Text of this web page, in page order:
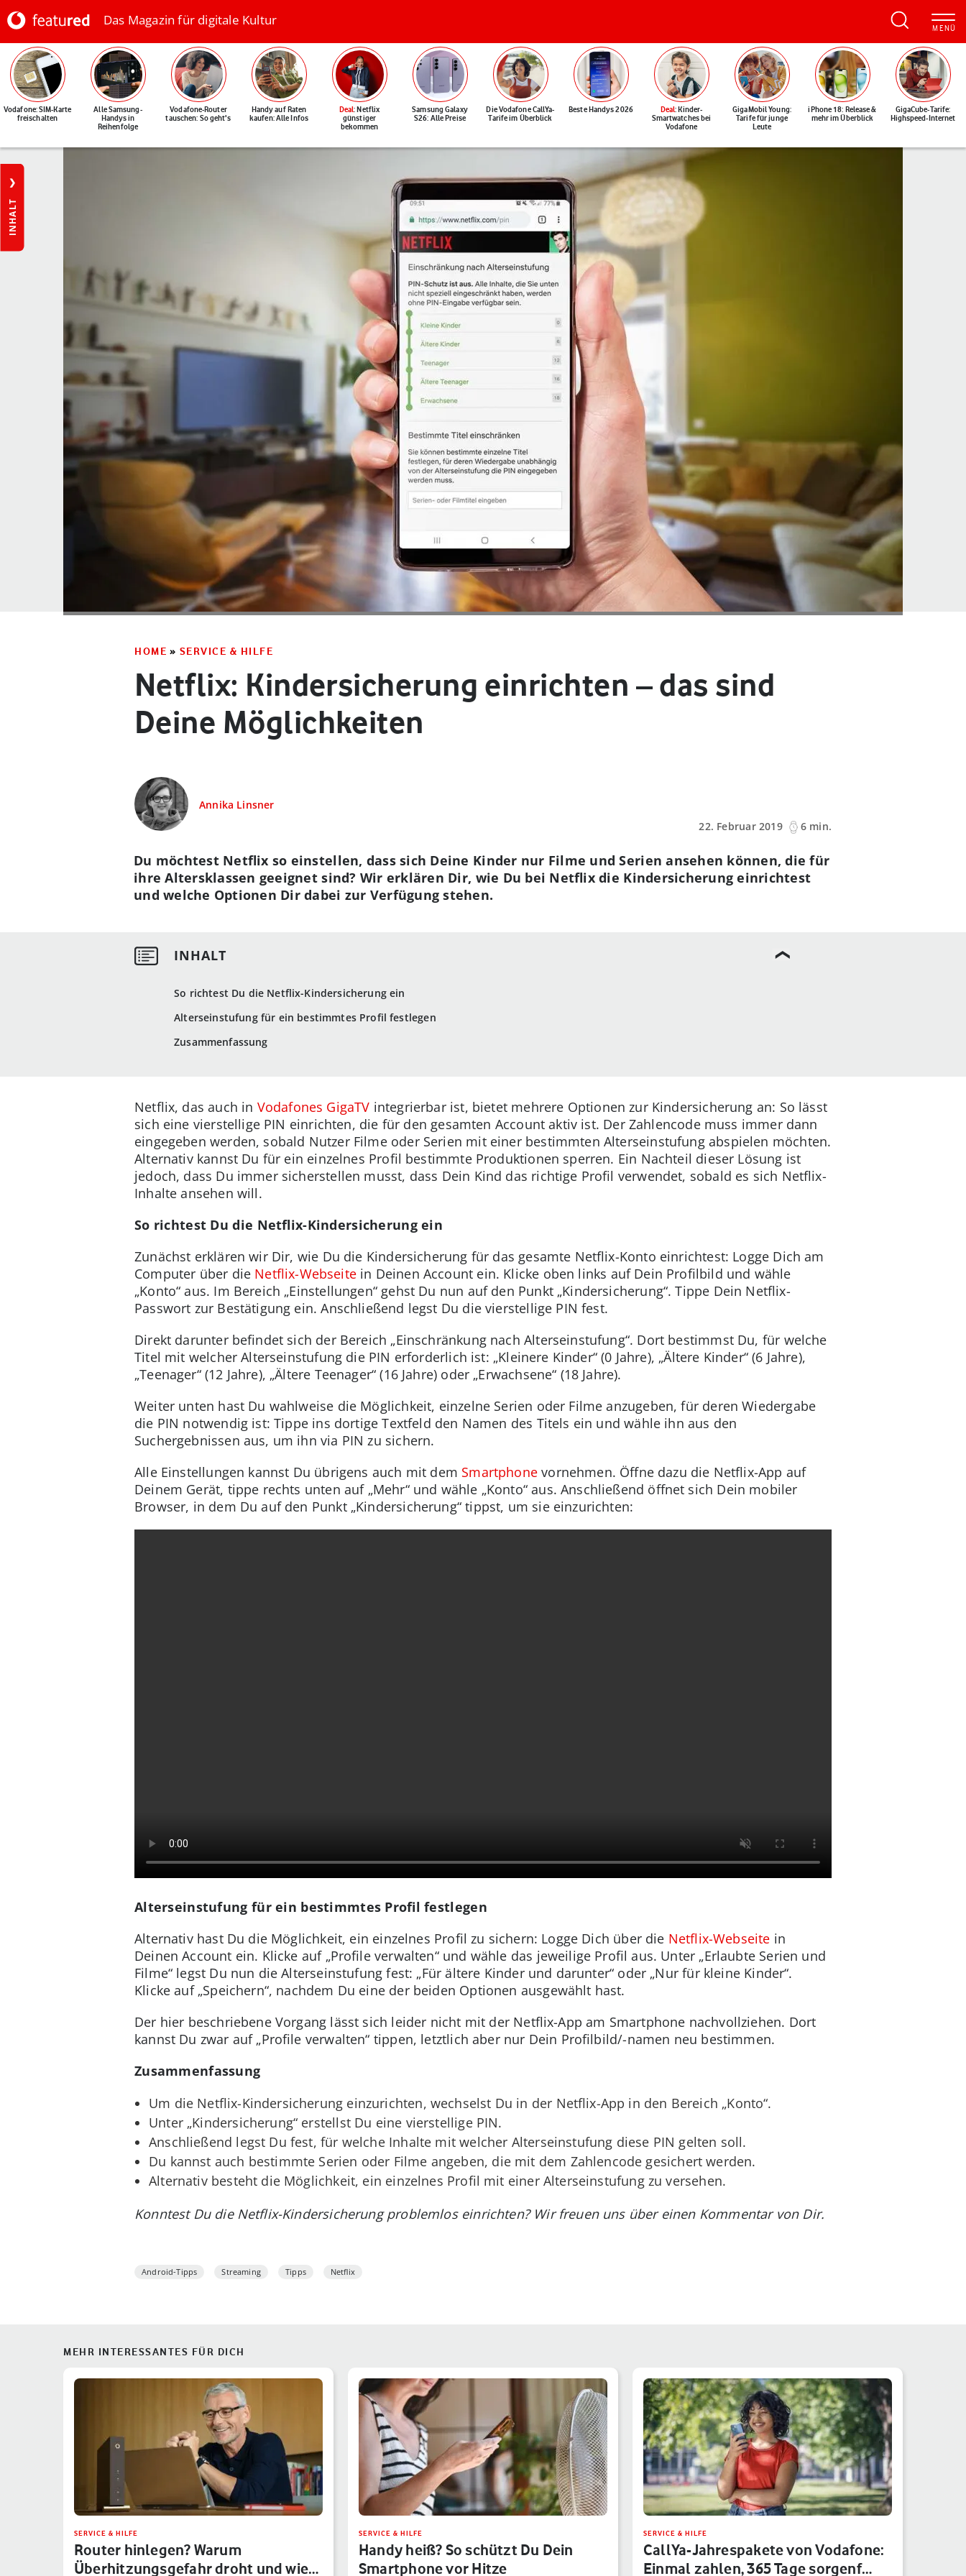
Das Magazin für digitale Kultur
Vodafone: SIM-Karte
freischalten
Alle Samsung-
Handys in
Reihenfolge
Vodafone-Router
tauschen: So geht's
Handy auf Raten
kaufen: Alle Infos
Deal: Netflix
günstiger
bekommen
Samsung Galaxy
S26: Alle Preise
Die Vodafone CallYa-
Tarife im Überblick
Beste Handys 2026 Deal: Kinder-
Smartwatches bei
Vodafone
GigaMobil Young:
Tarife für junge
Leute
iPhone 18: Release &
mehr im Überblick
GigaCube-Tarife:
Highspeed-Internet
INHALT
HOME » SERVICE & HILFE
Netflix: Kindersicherung einrichten – das sind
Deine Möglichkeiten
Annika Linsner
22. Februar 2019
6 min.
So richtest Du die Netflix-Kindersicherung ein
Alterseinstufung für ein bestimmtes Profil festlegen
Zusammenfassung
Du möchtest Netflix so einstellen, dass sich Deine Kinder nur Filme und Serien ansehen können, die für
ihre Altersklassen geeignet sind? Wir erklären Dir, wie Du bei Netflix die Kindersicherung einrichtest
und welche Optionen Dir dabei zur Verfügung stehen.
Netflix, das auch in Vodafones GigaTV integrierbar ist, bietet mehrere Optionen zur Kindersicherung an: So lässt
sich eine vierstellige PIN einrichten, die für den gesamten Account aktiv ist. Der Zahlencode muss immer dann
eingegeben werden, sobald Nutzer Filme oder Serien mit einer bestimmten Alterseinstufung abspielen möchten.
Alternativ kannst Du für ein einzelnes Profil bestimmte Produktionen sperren. Ein Nachteil dieser Lösung ist
jedoch, dass Du immer sicherstellen musst, dass Dein Kind das richtige Profil verwendet, sobald es sich Netflix-
Inhalte ansehen will.
So richtest Du die Netflix-Kindersicherung ein
Zunächst erklären wir Dir, wie Du die Kindersicherung für das gesamte Netflix-Konto einrichtest: Logge Dich am
Computer über die Netflix-Webseitein Deinen Account ein. Klicke oben links auf Dein Profilbild und wähle
„Konto“ aus. Im Bereich „Einstellungen“ gehst Du nun auf den Punkt „Kindersicherung“. Tippe Dein Netflix-
Passwort zur Bestätigung ein. Anschließend legst Du die vierstellige PIN fest.
Direkt darunter befindet sich der Bereich „Einschränkung nach Alterseinstufung“. Dort bestimmst Du, für welche
Titel mit welcher Alterseinstufung die PIN erforderlich ist: „Kleinere Kinder“ (0 Jahre), „Ältere Kinder“ (6 Jahre),
„Teenager“ (12 Jahre), „Ältere Teenager“ (16 Jahre) oder „Erwachsene“ (18 Jahre).
Weiter unten hast Du wahlweise die Möglichkeit, einzelne Serien oder Filme anzugeben, für deren Wiedergabe
die PIN notwendig ist: Tippe ins dortige Textfeld den Namen des Titels ein und wähle ihn aus den
Suchergebnissen aus, um ihn via PIN zu sichern.
Alle Einstellungen kannst Du übrigens auch mit dem Smartphone vornehmen. Öffne dazu die Netflix-App auf
Deinem Gerät, tippe rechts unten auf „Mehr“ und wähle „Konto“ aus. Anschließend öffnet sich Dein mobiler
Browser, in dem Du auf den Punkt „Kindersicherung“ tippst, um sie einzurichten:
Alterseinstufung für ein bestimmtes Profil festlegen
Alternativ hast Du die Möglichkeit, ein einzelnes Profil zu sichern: Logge Dich über die Netflix-Webseite in
Deinen Account ein. Klicke auf „Profile verwalten“ und wähle das jeweilige Profil aus. Unter „Erlaubte Serien und
Filme“ legst Du nun die Alterseinstufung fest: „Für ältere Kinder und darunter“ oder „Nur für kleine Kinder“.
Klicke auf „Speichern“, nachdem Du eine der beiden Optionen ausgewählt hast.
Der hier beschriebene Vorgang lässt sich leider nicht mit der Netflix-App am Smartphone nachvollziehen. Dort
kannst Du zwar auf „Profile verwalten“ tippen, letztlich aber nur Dein Profilbild/-namen neu bestimmen.
Zusammenfassung
Um die Netflix-Kindersicherung einzurichten, wechselst Du in der Netflix-App in den Bereich „Konto“.
Unter „Kindersicherung“ erstellst Du eine vierstellige PIN.
Anschließend legst Du fest, für welche Inhalte mit welcher Alterseinstufung diese PIN gelten soll.
Du kannst auch bestimmte Serien oder Filme angeben, die mit dem Zahlencode gesichert werden.
Alternativ besteht die Möglichkeit, ein einzelnes Profil mit einer Alterseinstufung zu versehen.
Konntest Du die Netflix-Kindersicherung problemlos einrichten? Wir freuen uns über einen Kommentar von Dir.
Android-Tipps Streaming Tipps Netflix
MEHR INTERESSANTES FÜR DICH
SERVICE & HILFE
Router hinlegen? Warum
Überhitzungsgefahr droht und wie
SERVICE & HILFE
Handy heiß? So schützt Du Dein
Smartphone vor Hitze
SERVICE & HILFE
CallYa-Jahrespakete von Vodafone:
Einmal zahlen, 365 Tage sorgenf…